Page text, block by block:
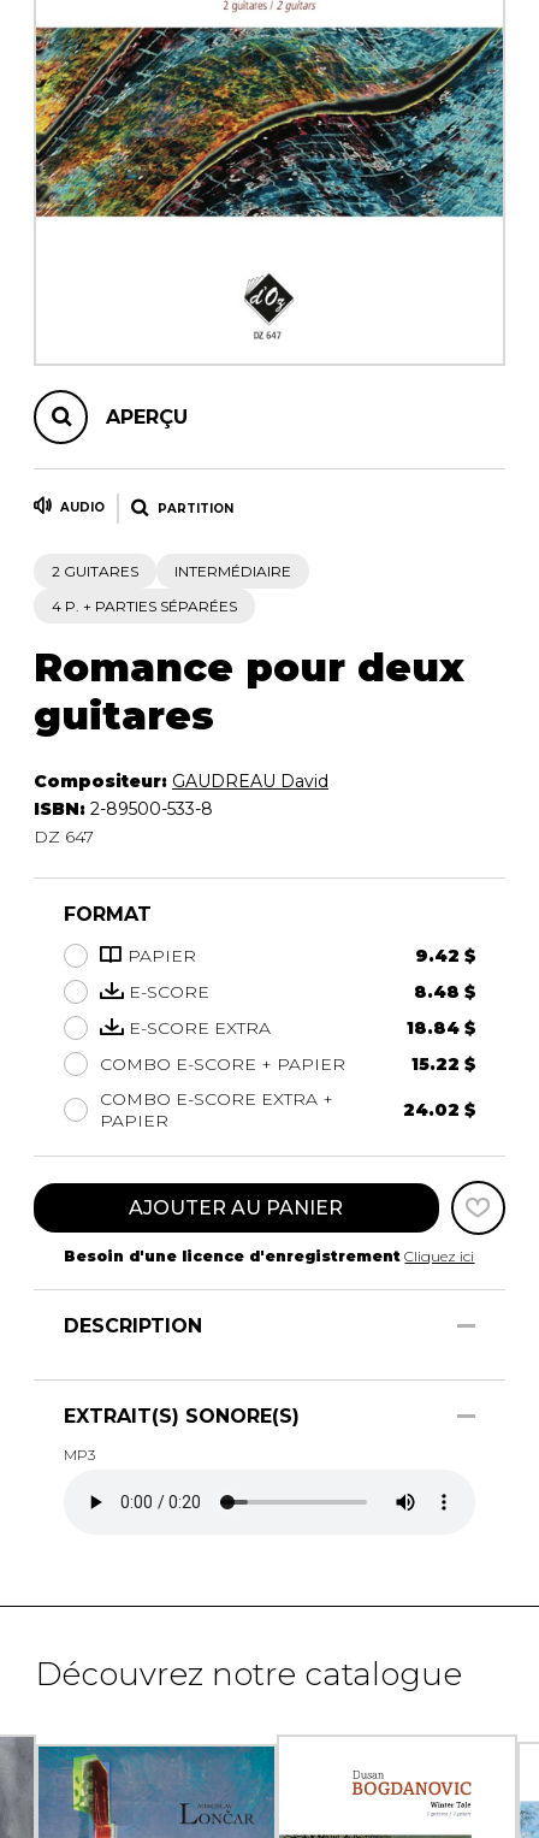
AUTRES PRODUITS
APERÇU
AUDIO PARTITION
2 GUITARES
INTERMÉDIAIRE
4 P. + PARTIES SÉPARÉES
Romance pour deux
guitares
Compositeur: GAUDREAU David
ISBN: 2-89500-533-8
DZ 647
FORMAT
PAPIER
9.42 $
E-SCORE
8.48 $
E-SCORE EXTRA
18.84 $
COMBO E-SCORE + PAPIER
15.22 $
COMBO E-SCORE EXTRA +
PAPIER
24.02 $
AJOUTER AU PANIER
Besoin d'une licence d'enregistrement Cliquez ici
DESCRIPTION
EXTRAIT(S) SONORE(S)
MP3
Découvrez notre catalogue